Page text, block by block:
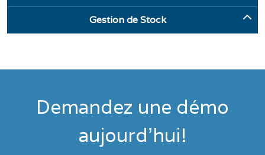
Client
performances pour 3 équipes de
identifier les améliorations ou les
Gestion de Stock
Client
Identifier les actions mal placées et le
placement stratégique des actions.
Demandez une démo
aujourd'hui!